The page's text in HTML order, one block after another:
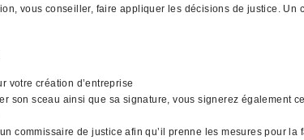
vous conseiller, faire appliquer les décisions de justice. Un
votre création d’entreprise
sceau ainsi que sa signature, vous signerez également
commissaire de justice afin qu’il prenne les mesures pour